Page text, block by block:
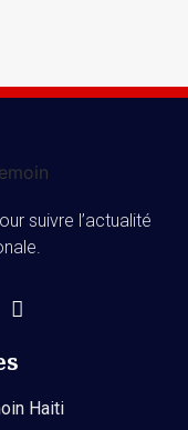
suivre l’actualité
Haiti